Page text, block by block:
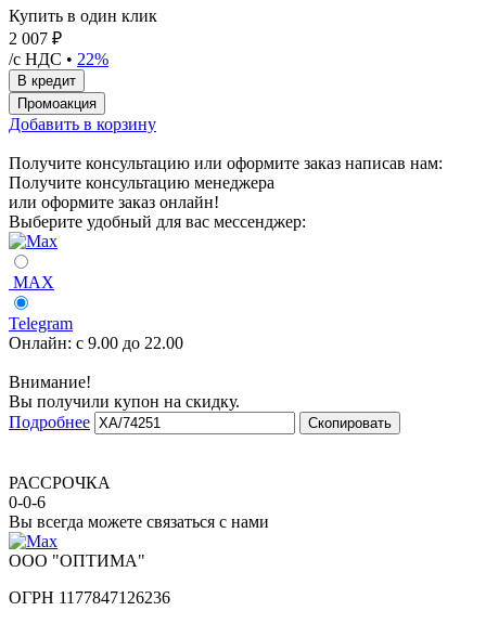
Купить в один клик
2 007 ₽
/с НДС • 22%
Добавить в корзину
Получите консультацию или оформите заказ написав нам:
Получите консультацию менеджера
или оформите заказ онлайн!
Выберите удобный для вас мессенджер:
MAX
Telegram
Онлайн: с 9.00 до 22.00
Внимание!
Вы получили купон на скидку.
Подробнее
Скопировать
РАССРОЧКА
0-0-6
Вы всегда можете связаться с нами
ООО "ОПТИМА"
ОГРН 1177847126236